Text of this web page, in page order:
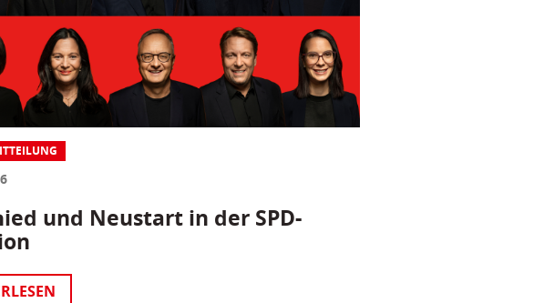
und Neustart in der SPD-